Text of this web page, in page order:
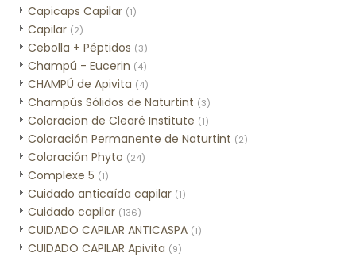
Capicaps Capilar (1)
Capilar (2)
Cebolla + Péptidos (3)
Champú - Eucerin (4)
CHAMPÚ de Apivita (4)
Champús Sólidos de Naturtint (3)
Coloracion de Clearé Institute (1)
Coloración Permanente de Naturtint (2)
Coloración Phyto (24)
Complexe 5 (1)
Cuidado anticaída capilar (1)
Cuidado capilar (136)
CUIDADO CAPILAR ANTICASPA (1)
CUIDADO CAPILAR Apivita (9)